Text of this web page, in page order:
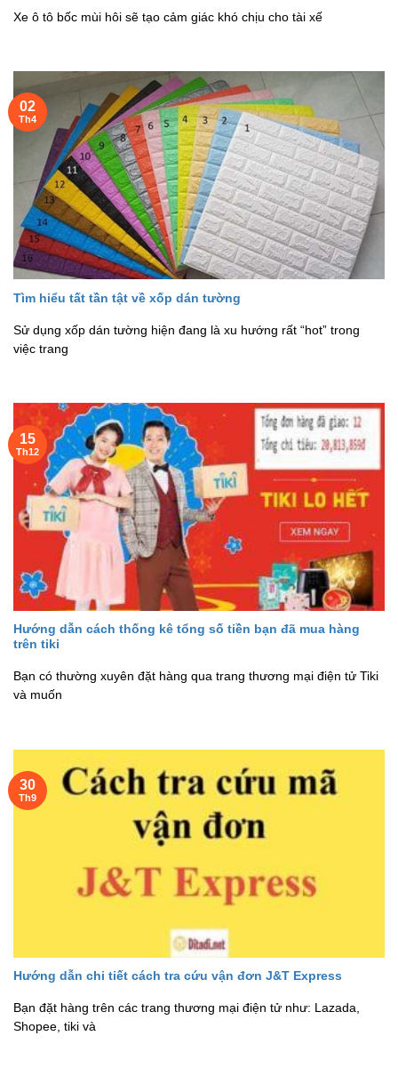
Xe ô tô bốc mùi hôi sẽ tạo cảm giác khó chịu cho tài xế
Tìm hiểu tất tần tật về xốp dán tường
Sử dụng xốp dán tường hiện đang là xu hướng rất “hot” trong
việc trang
02
Th4
Hướng dẫn cách thống kê tổng số tiền bạn đã mua hàng
trên tiki
Bạn có thường xuyên đặt hàng qua trang thương mại điện tử Tiki
và muốn
15
Th12
Hướng dẫn chi tiết cách tra cứu vận đơn J&T Express
Bạn đặt hàng trên các trang thương mại điện tử như: Lazada,
Shopee, tiki và
30
Th9